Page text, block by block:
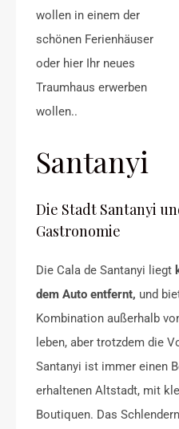
wollen in einem der
schönen Ferienhäuser
oder hier Ihr neues
Traumhaus erwerben
wollen..
Santanyi
Die Stadt Santanyi
Gastronomie
Die Cala de Santanyi liegt
dem Auto entfernt, und
Kombination außerhalb
leben, aber trotzdem die
Santanyi ist immer einen
erhaltenen Altstadt, mit
Boutiquen. Das